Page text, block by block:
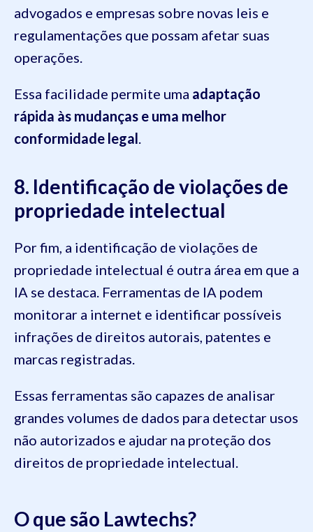
advogados e empresas sobre novas leis e
regulamentações que possam afetar suas
operações.
Essa facilidade permite uma adaptação
rápida às mudanças e uma melhor
conformidade legal.
8. Identificação de violações de
propriedade intelectual
Por fim, a identificação de violações de
propriedade intelectual é outra área em que a
IA se destaca. Ferramentas de IA podem
monitorar a internet e identificar possíveis
infrações de direitos autorais, patentes e
marcas registradas.
Essas ferramentas são capazes de analisar
grandes volumes de dados para detectar usos
não autorizados e ajudar na proteção dos
direitos de propriedade intelectual.
O que são Lawtechs?